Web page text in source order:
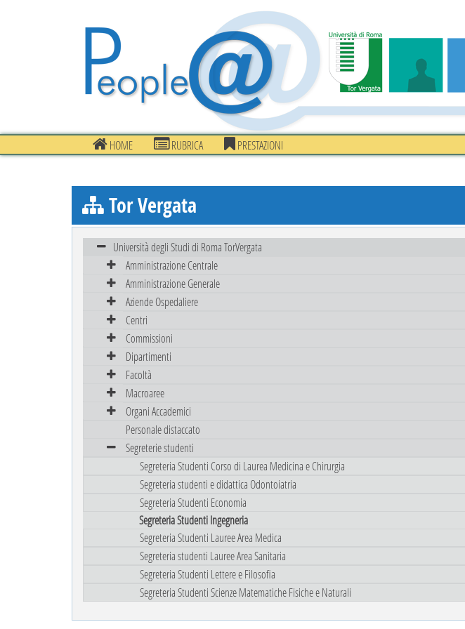
HOME RUBRICA PRESTAZIONI
Tor Vergata
Università degli Studi di Roma TorVergata
Amministrazione Centrale
Amministrazione Generale
Aziende Ospedaliere
Centri
Commissioni
Dipartimenti
Facoltà
Macroaree
Organi Accademici
Personale distaccato
Segreterie studenti
Segreteria Studenti Corso di Laurea Medicina e Chirurgia
Segreteria studenti e didattica Odontoiatria
Segreteria Studenti Economia
Segreteria Studenti Ingegneria
Segreteria Studenti Lauree Area Medica
Segreteria studenti Lauree Area Sanitaria
Segreteria Studenti Lettere e Filosofia
Segreteria Studenti Scienze Matematiche Fisiche e Naturali